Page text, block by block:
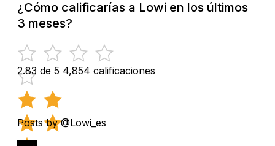
¿Cómo calificarías a Lowi en los últimos
3 meses?
2.83 de 5 4,854 calificaciones
Posts by @Lowi_es